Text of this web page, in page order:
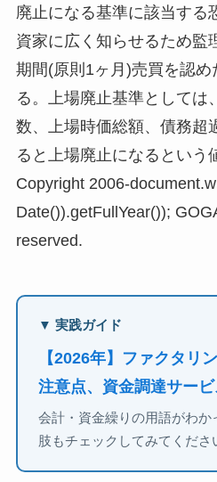
廃止になる基準に該当する
資家に広く知らせるため監
期間(原則1ヶ月)売買を認
る。上場廃止基準としては
数、上場時価総額、債務超
ると上場廃止になるという
Copyright 2006-
Date()).getFullYear());
reserved.
▼ 実践ガイド
【2026年】ファクタリ
注意点、資金調達サー
会計・資金繰りの用語がわか
肢もチェックしてみてくださ